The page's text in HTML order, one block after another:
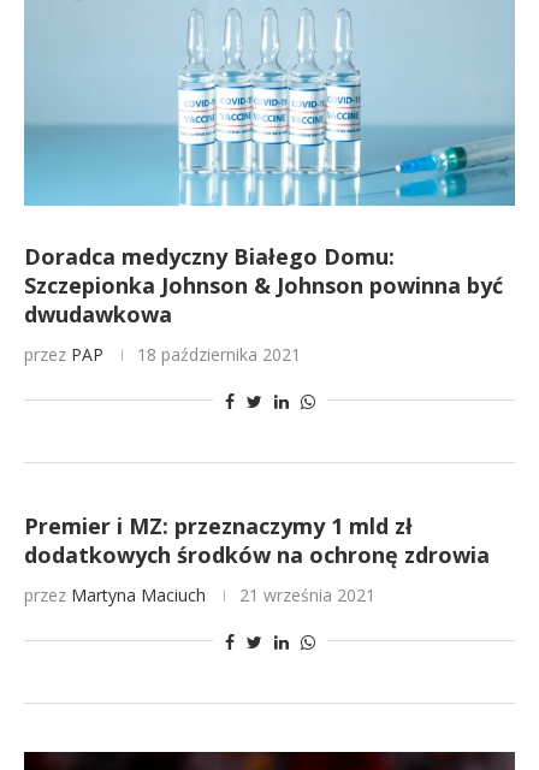
Doradca medyczny Białego Domu:
Szczepionka Johnson & Johnson powinna być
dwudawkowa
przez PAP 18 października 2021
Premier i MZ: przeznaczymy 1 mld zł
dodatkowych środków na ochronę zdrowia
przez Martyna Maciuch 21 września 2021